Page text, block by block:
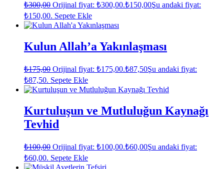
₺300,00 Orijinal fiyat: ₺300,00.₺150,00Şu andaki fiyat:
₺150,00. Sepete Ekle
Kulun Allah’a Yakınlaşması
₺175,00 Orijinal fiyat: ₺175,00.₺87,50Şu andaki fiyat:
₺87,50. Sepete Ekle
Kurtuluşun ve Mutluluğun Kaynağı
Tevhid
₺100,00 Orijinal fiyat: ₺100,00.₺60,00Şu andaki fiyat:
₺60,00. Sepete Ekle